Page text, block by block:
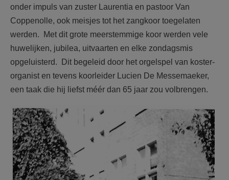
onder impuls van zuster Laurentia en pastoor Van
Coppenolle, ook meisjes tot het zangkoor toegelaten
werden. Met dit grote meerstemmige koor werden vele
huwelijken, jubilea, uitvaarten en elke zondagsmis
opgeluisterd. Dit begeleid door het orgelspel van koster-
organist en tevens koorleider Lucien De Messemaeker,
een taak die hij liefst méér dan 65 jaar zou volbrengen.
F2184g45.jpg